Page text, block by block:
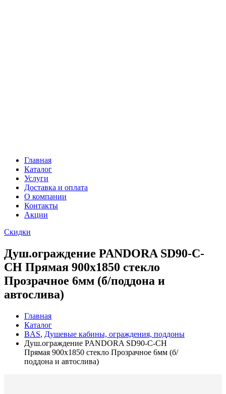
Главная
Каталог
Услуги
Доставка и оплата
О компании
Контакты
Акции
Скидки
Душ.ограждение PANDORA SD90-C-
CH Прямая 900х1850 стекло
Прозрачное 6мм (б/поддона и
автослива)
Главная
Каталог
BAS, Душевые кабины, ограждения, поддоны
Душ.ограждение PANDORA SD90-C-CH
Прямая 900х1850 стекло Прозрачное 6мм (б/
поддона и автослива)